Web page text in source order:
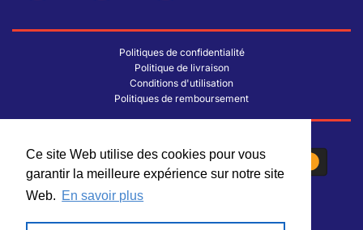
Ce site Web utilise des cookies pour vous
garantir la meilleure expérience sur notre site
Web. En savoir plus
Ce site Web utilise des cookies pour vous
garantir la meilleure expérience sur notre site
Web. En savoir plus
Politiques de confidentialité
Politique de livraison
Conditions d'utilisation
Politiques de remboursement